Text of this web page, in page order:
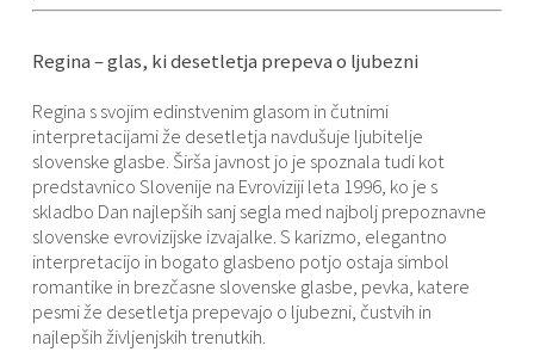
Regina – glas, ki desetletja prepeva o ljubezni
Regina s svojim edinstvenim glasom in čutnimi
interpretacijami že desetletja navdušuje ljubitelje
slovenske glasbe. Širša javnost jo je spoznala tudi kot
predstavnico Slovenije na Evroviziji leta 1996, ko je s
skladbo Dan najlepših sanj segla med najbolj prepoznavne
slovenske evrovizijske izvajalke. S karizmo, elegantno
interpretacijo in bogato glasbeno potjo ostaja simbol
romantike in brezčasne slovenske glasbe, pevka, katere
pesmi že desetletja prepevajo o ljubezni, čustvih in
najlepših življenjskih trenutkih.